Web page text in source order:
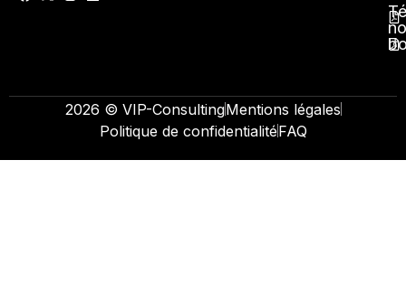
2026 © VIP-ConsultingMentions légales
Politique de confidentialitéFAQ